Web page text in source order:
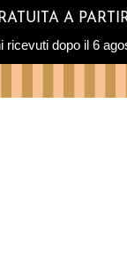
A
dopo il 6